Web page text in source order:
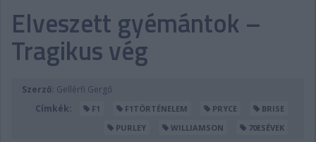
PODCAST
SHOP
LIVE
DIGITÁLIS MAGAZIN
Elveszett gyémántok –
Tragikus vég
Szerző: Gellérfi Gergő
Címkék:
F1 F1TÖRTÉNELEM PRYCE
BRISE
PURLEY
WILLIAMSON 70ESÉVEK